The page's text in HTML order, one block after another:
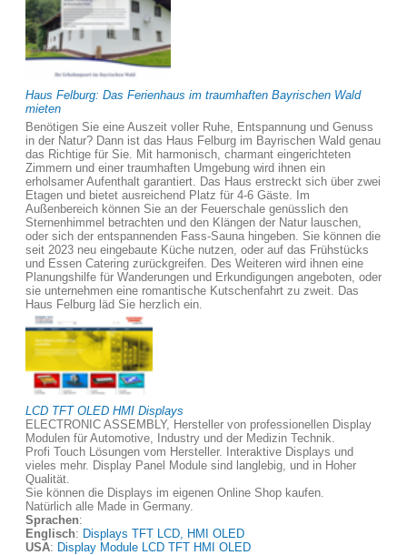
Haus Felburg: Das Ferienhaus im traumhaften Bayrischen Wald
mieten
Benötigen Sie eine Auszeit voller Ruhe, Entspannung und Genuss
in der Natur? Dann ist das Haus Felburg im Bayrischen Wald genau
das Richtige für Sie. Mit harmonisch, charmant eingerichteten
Zimmern und einer traumhaften Umgebung wird ihnen ein
erholsamer Aufenthalt garantiert. Das Haus erstreckt sich über zwei
Etagen und bietet ausreichend Platz für 4-6 Gäste. Im
Außenbereich können Sie an der Feuerschale genüsslich den
Sternenhimmel betrachten und den Klängen der Natur lauschen,
oder sich der entspannenden Fass-Sauna hingeben. Sie können die
seit 2023 neu eingebaute Küche nutzen, oder auf das Frühstücks
und Essen Catering zurückgreifen. Des Weiteren wird ihnen eine
Planungshilfe für Wanderungen und Erkundigungen angeboten, oder
sie unternehmen eine romantische Kutschenfahrt zu zweit. Das
Haus Felburg läd Sie herzlich ein.
LCD TFT OLED HMI Displays
ELECTRONIC ASSEMBLY, Hersteller von professionellen Display
Modulen für Automotive, Industry und der Medizin Technik.
Profi Touch Lösungen vom Hersteller. Interaktive Displays und
vieles mehr. Display Panel Module sind langlebig, und in Hoher
Qualität.
Sie können die Displays im eigenen Online Shop kaufen.
Natürlich alle Made in Germany.
Sprachen:
Englisch: Displays TFT LCD, HMI OLED
USA: Display Module LCD TFT HMI OLED